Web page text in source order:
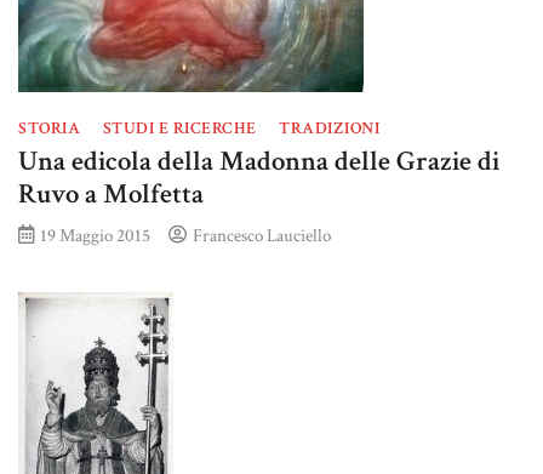
STORIA STUDI E RICERCHE TRADIZIONI
Una edicola della Madonna delle Grazie di
Ruvo a Molfetta
19 Maggio 2015 Francesco Lauciello